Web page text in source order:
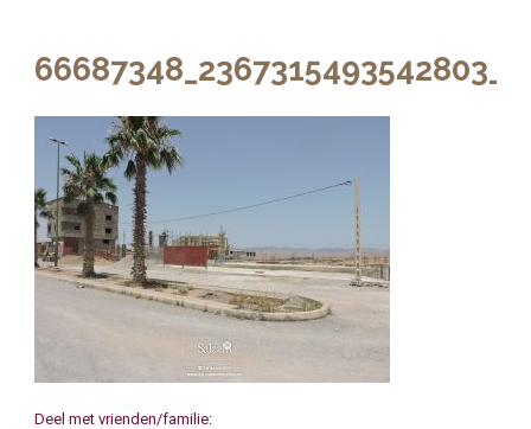
Deel met vrienden/familie: